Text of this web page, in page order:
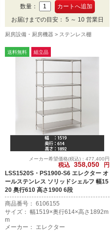
数量：
お届けまでの目安： 5 ～ 10 営業日
厨房設備・厨房機器 ステンレス棚
送料無料 組立品
メーカー希望価格(税込)：477,400円
税込 358,050
円
LSS1520S・PS1900-S6 エレクター オ
ールステンレス ソリッドシェルフ 幅15
20 奥行610 高さ1900 6段
商品番号： 6106155
サイズ： 幅1519×奥行614×高さ1892m
m
メーカー： エレクター